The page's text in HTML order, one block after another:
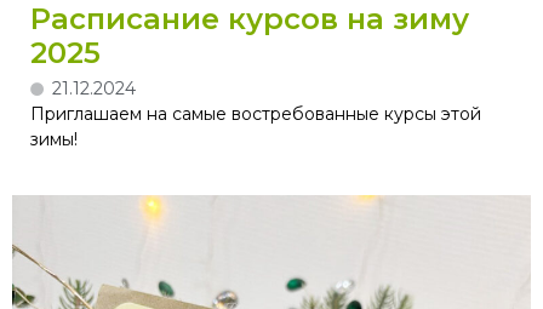
Расписание курсов на зиму
2025
21.12.2024
Приглашаем на самые востребованные курсы этой
зимы!